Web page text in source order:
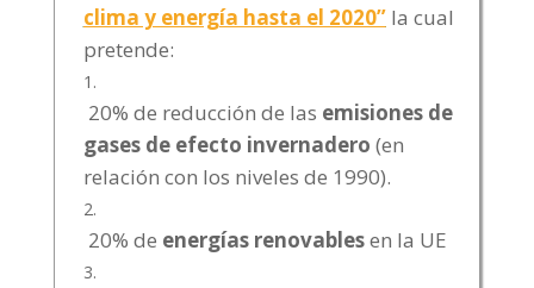
clima y energía hasta el 2020” la cual
pretende:
20% de reducción de las emisiones de
gases de efecto invernadero (en
relación con los niveles de 1990).
20% de energías renovablesen la UE